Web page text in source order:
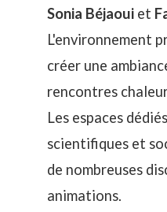
Sonia Béjaoui et
L'environnement
créer une
rencontres
Les espaces
scientifiques et
de nombreuses
animations.